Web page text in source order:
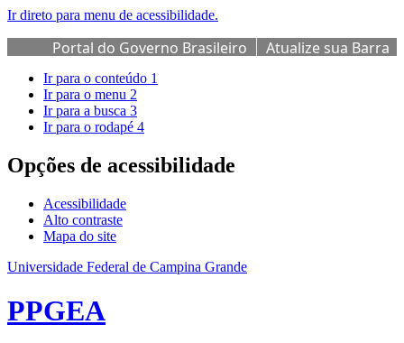
Ir direto para menu de acessibilidade.
Portal do Governo Brasileiro
Atualize sua Barra
de Governo
Ir para o conteúdo 1
Ir para o menu 2
Ir para a busca 3
Ir para o rodapé 4
Opções de acessibilidade
Acessibilidade
Alto contraste
Mapa do site
Universidade Federal de Campina Grande
PPGEA